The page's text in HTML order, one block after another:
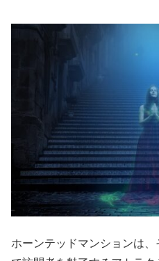
ホーンテッドマンションは